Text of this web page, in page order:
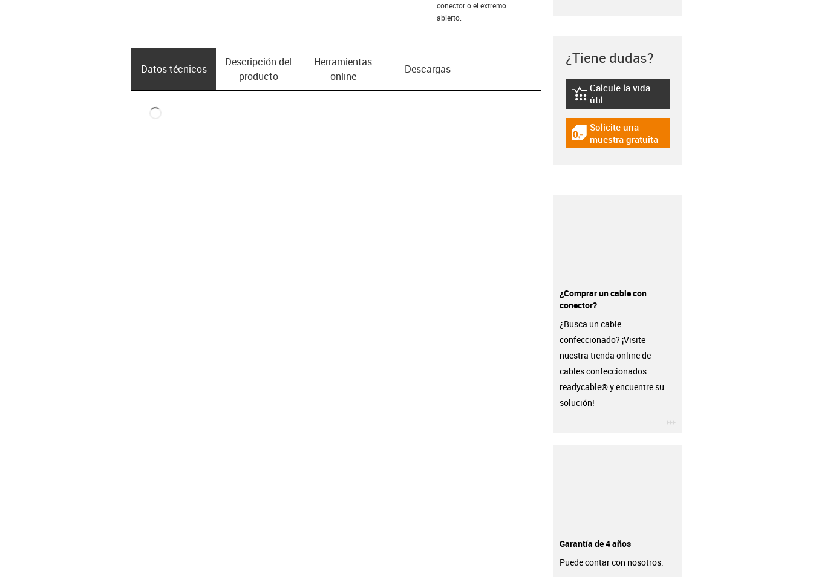
conector o el extremo
abierto.
Datos técnicos
Descripción del
producto
Herramientas
online
Descargas
¿Tiene dudas?
igus-icon-lebensdauerrechner
Calcule la vida
útil
igus-icon-gratismuster
Solicite una
muestra gratuita
¿Comprar un cable con
conector?
¿Busca un cable
confeccionado? ¡Visite
nuestra tienda online de
cables confeccionados
readycable® y encuentre su
solución!
Garantía de 4 años
Puede contar con nosotros.